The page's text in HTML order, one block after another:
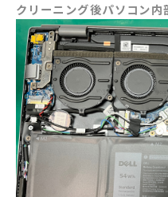
クリーニング後パソコン内